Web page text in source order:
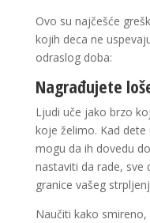
Ovo su najčešće
kojih deca ne
odraslog doba:
Nagrađujete
Ljudi uče jako brzo
koje želimo. Kad dete
mogu da ih dovedu
nastaviti da rade, sve
granice vašeg
Naučiti kako